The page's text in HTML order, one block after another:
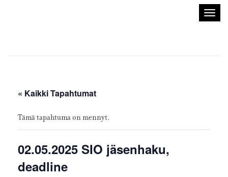
« Kaikki Tapahtumat
Tämä tapahtuma on mennyt.
02.05.2025 SIO jäsenhaku,
deadline